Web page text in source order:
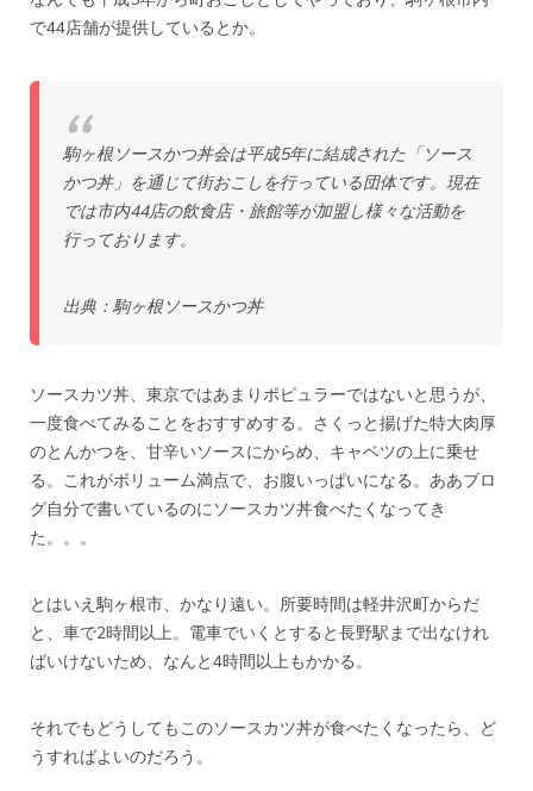
で44店舗が提供しているとか。
駒ヶ根ソースかつ丼会は平成5年に結成された「ソース
かつ丼」を通じて街おこしを行っている団体です。現在
では市内44店の飲食店・旅館等が加盟し様々な活動を
行っております。
出典： 駒ヶ根ソースかつ丼
ソースカツ丼、東京ではあまりポピュラーではないと思うが、
一度食べてみることをおすすめする。さくっと揚げた特大肉厚
のとんかつを、甘辛いソースにからめ、キャベツの上に乗せ
る。これがボリューム満点で、お腹いっぱいになる。ああブロ
グ自分で書いているのにソースカツ丼食べたくなってき
た。。。
とはいえ駒ヶ根市、かなり遠い。所要時間は軽井沢町からだ
と、車で2時間以上。電車でいくとすると長野駅まで出なけれ
ばいけないため、なんと4時間以上もかかる。
それでもどうしてもこのソースカツ丼が食べたくなったら、ど
うすればよいのだろう。